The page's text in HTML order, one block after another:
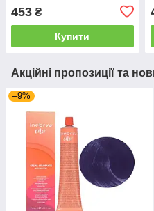
453 ₴
Купити
Акційні пропозиції та
–9%